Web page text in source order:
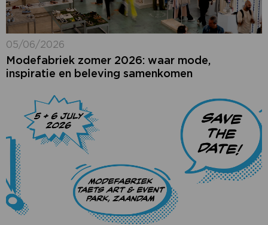
05/06/2026
Modefabriek zomer 2026: waar mode,
inspiratie en beleving samenkomen